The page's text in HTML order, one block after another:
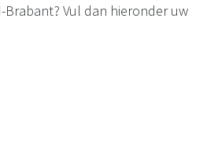
Brabant? Vul dan hieronder uw